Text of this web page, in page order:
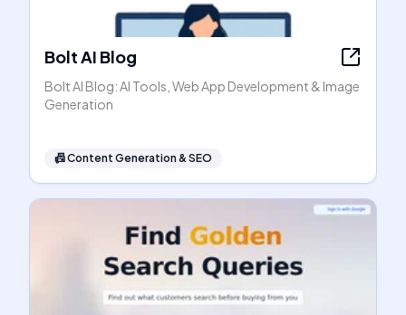
Bolt AI Blog
Bolt AI Blog: AI Tools, Web App Development & Image
Generation
📠Content Generation & SEO